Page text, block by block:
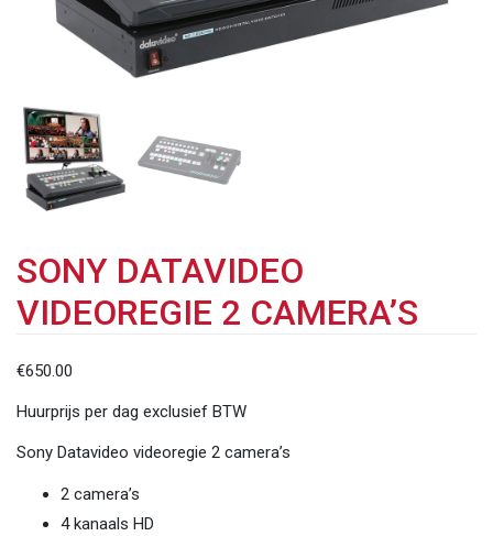
SONY DATAVIDEO
VIDEOREGIE 2 CAMERA’S
€650.00
Huurprijs per dag exclusief BTW
Sony Datavideo videoregie 2 camera’s
2 camera’s
4 kanaals HD